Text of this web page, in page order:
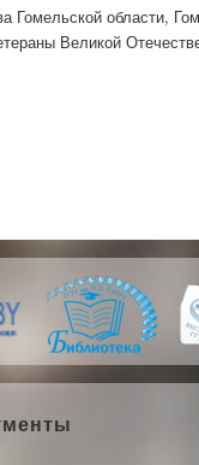
Гомельской области,
Великой